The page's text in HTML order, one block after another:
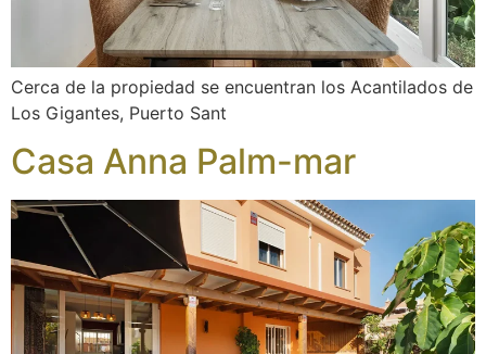
Cerca de la propiedad se encuentran los Acantilados de
Los Gigantes, Puerto Sant
Casa Anna Palm-mar